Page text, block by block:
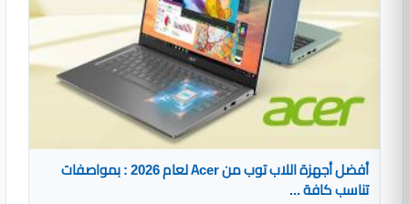
أفضل أجهزة اللاب توب من Acer لعام 2026 : بمواصفات
تناسب كافة ...